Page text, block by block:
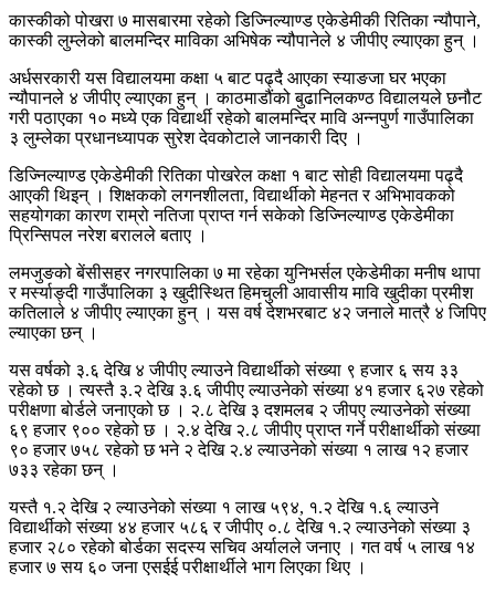
कास्कीको पोखरा ७ मासबारमा रहेको डिज्निल्याण्ड एकेडेमीकी रितिका न्यौपाने,
कास्की लुम्लेको बालमन्दिर माविका अभिषेक न्यौपानेले ४ जीपीए ल्याएका हुन् ।
अर्धसरकारी यस विद्यालयमा कक्षा ५ बाट पढ्दै आएका स्याङजा घर भएका
न्यौपानले ४ जीपीए ल्याएका हुन् । काठमाडौंको बुढानिलकण्ठ विद्यालयले छनौट
गरी पठाएका १० मध्ये एक विद्यार्थी रहेको बालमन्दिर मावि अन्नपुर्ण गाउँपालिका
३ लुम्लेका प्रधानध्यापक सुरेश देवकोटाले जानकारी दिए ।
डिज्निल्याण्ड एकेडेमीकी रितिका पोखरेल कक्षा १ बाट सोही विद्यालयमा पढ्दै
आएकी थिइन् । शिक्षकको लगनशीलता, विद्यार्थीको मेहनत र अभिभावकको
सहयोगका कारण राम्रो नतिजा प्राप्त गर्न सकेको डिज्निल्याण्ड एकेडेमीका
प्रिन्सिपल नरेश बरालले बताए ।
लमजुङको बेंसीसहर नगरपालिका ७ मा रहेका युनिभर्सल एकेडेमीका मनीष थापा
र मर्स्याङ्दी गाउँपालिका ३ खुदीस्थित हिमचुली आवासीय मावि खुदीका प्रमीश
कतिलाले ४ जीपीए ल्याएका हुन् । यस वर्ष देशभरबाट ४२ जनाले मात्रै ४ जिपिए
ल्याएका छन् ।
यस वर्षको ३.६ देखि ४ जीपीए ल्याउने विद्यार्थीको संख्या ९ हजार ६ सय ३३
रहेको छ । त्यस्तै ३.२ देखि ३.६ जीपीए ल्याउनेको संख्या ४१ हजार ६२७ रहेको
परीक्षणा बोर्डले जनाएको छ । २.८ देखि ३ दशमलब २ जीपए ल्याउनेको संख्या
६९ हजार ९०० रहेको छ । २.४ देखि २.८ जीपीए प्राप्त गर्ने परीक्षार्थीको संख्या
९० हजार ७५८ रहेको छ भने २ देखि २.४ ल्याउनेको संख्या १ लाख १२ हजार
७३३ रहेका छन् ।
यस्तै १.२ देखि २ ल्याउनेको संख्या १ लाख ५९४, १.२ देखि १.६ ल्याउने
विद्यार्थीको संख्या ४४ हजार ५८६ र जीपीए ०.८ देखि १.२ ल्याउनेको संख्या ३
हजार २८० रहेको बोर्डका सदस्य सचिव अर्यालले जनाए । गत वर्ष ५ लाख १४
हजार ७ सय ६० जना एसईई परीक्षार्थीले भाग लिएका थिए ।